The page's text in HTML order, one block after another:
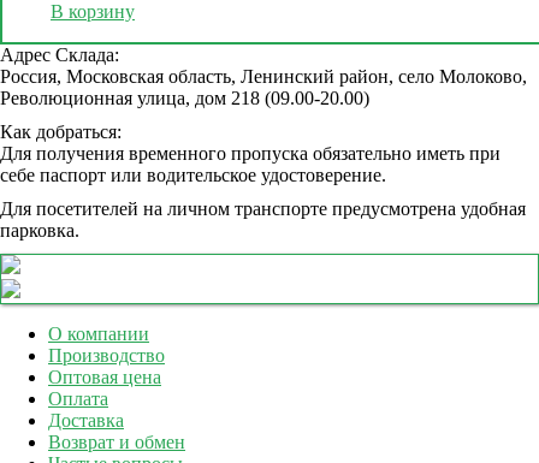
В корзину
Адрес Склада:
Россия, Московская область, Ленинский район, село Молоково,
Революционная улица, дом 218 (09.00-20.00)
Как добраться:
Для получения временного пропуска обязательно иметь при
себе паспорт или водительское удостоверение.
Для посетителей на личном транспорте предусмотрена удобная
парковка.
О компании
Производство
Оптовая цена
Оплата
Доставка
Возврат и обмен